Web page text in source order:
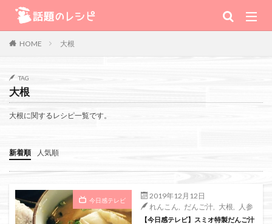
HOME 大根
TAG
大根
大根に関するレシピ一覧です。
新着順 人気順
今日感テレビ
2019年12月12日
れんこん
だんご汁 大根 人参
【今日感テレビ】スミオ特製だんご汁
キーワード
TV番組
Warning: Use of undefined constant 番組 - assumed '番組' (this will
throw an Error in a future version of PHP) in
/home/xs111inc/wadai.info/public_html/wp-content/themes/the-
thor-child/searchform-refine.php on line41